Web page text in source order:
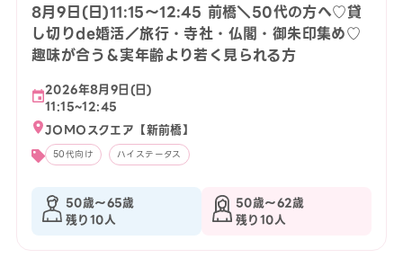
8月9日(日)11:15〜12:45 前橋＼50代の方へ♡貸
し切りde婚活／旅行・寺社・仏閣・御朱印集め♡
趣味が合う＆実年齢より若く見られる方
2026年8月9日(日)
11:15~12:45
JOMOスクエア【新前橋】
50代向け ハイステータス
50歳〜65歳
残り10人
50歳〜62歳
残り10人